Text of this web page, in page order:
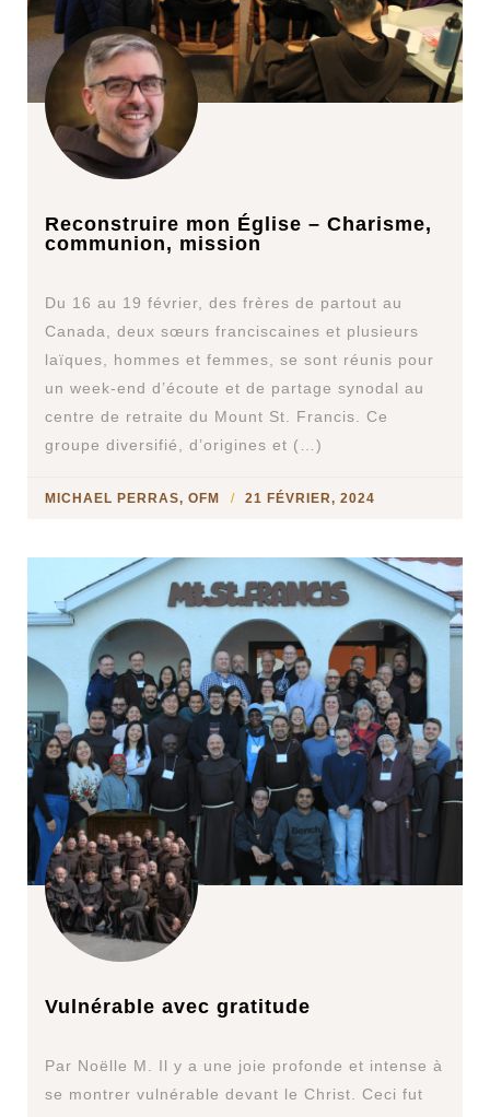
Reconstruire mon Église – Charisme,
communion, mission
Du 16 au 19 février, des frères de partout au
Canada, deux sœurs franciscaines et plusieurs
laïques, hommes et femmes, se sont réunis pour
un week-end d’écoute et de partage synodal au
centre de retraite du Mount St. Francis. Ce
groupe diversifié, d’origines et (…)
MICHAEL PERRAS, OFM 21 FÉVRIER, 2024
Vulnérable avec gratitude
Par Noëlle M. Il y a une joie profonde et intense à
se montrer vulnérable devant le Christ. Ceci fut